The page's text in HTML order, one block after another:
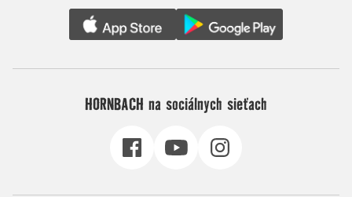
HORNBACH na sociálnych sieťach